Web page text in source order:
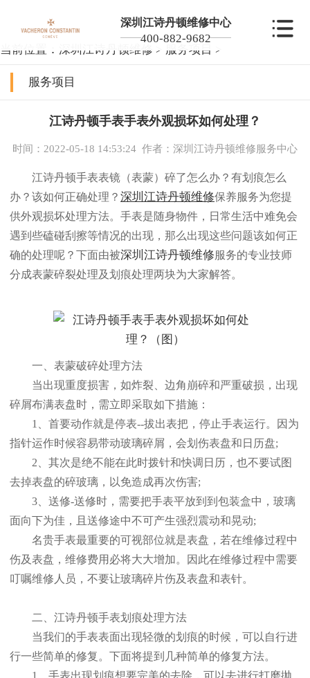
深圳江诗丹顿维修中心
400-882-9682
当前位置： 深圳江诗丹顿维修 > 服务项目 >
服务项目
江诗丹顿手表手表外观损坏如何处理？
时间：2022-05-18 14:53:24 作者：深圳江诗丹顿维修服务中心
江诗丹顿手表表镜（表蒙）碎了怎么办？有划痕怎么
办？该如何正确处理？ 深圳江诗丹顿维修保养服务为您提
供外观损坏处理方法。手表是随身物件，日常生活中难免会
遇到些磕碰刮擦等情况的出现，那么出现这些问题该如何正
确的处理呢？下面由被深圳江诗丹顿维修服务的专业技师
分成表蒙碎裂处理及划痕处理两块为大家解答。
一、表蒙破碎处理方法
当出现重度损害，如炸裂、边角崩碎和严重破损，出现
碎屑布满表盘时，需立即采取如下措施：
1、首要动作就是停表--拔出表把，停止手表运行。因为
指针运作时候容易带动玻璃碎屑，会划伤表盘和日历盘;
2、其次是绝不能在此时拨针和快调日历，也不要试图
去掉表盘的碎玻璃，以免造成再次伤害;
3、送修-送修时，需要把手表平放到到包装盒中，玻璃
面向下为佳，且送修途中不可产生强烈震动和晃动;
名贵手表最重要的可视部位就是表盘，若在维修过程中
伤及表盘，维修费用必将大大增加。因此在维修过程中需要
叮嘱维修人员，不要让玻璃碎片伤及表盘和表针。
二、江诗丹顿手表划痕处理方法
当我们的手表表面出现轻微的划痕的时候，可以自行进
行一些简单的修复。下面将提到几种简单的修复方法。